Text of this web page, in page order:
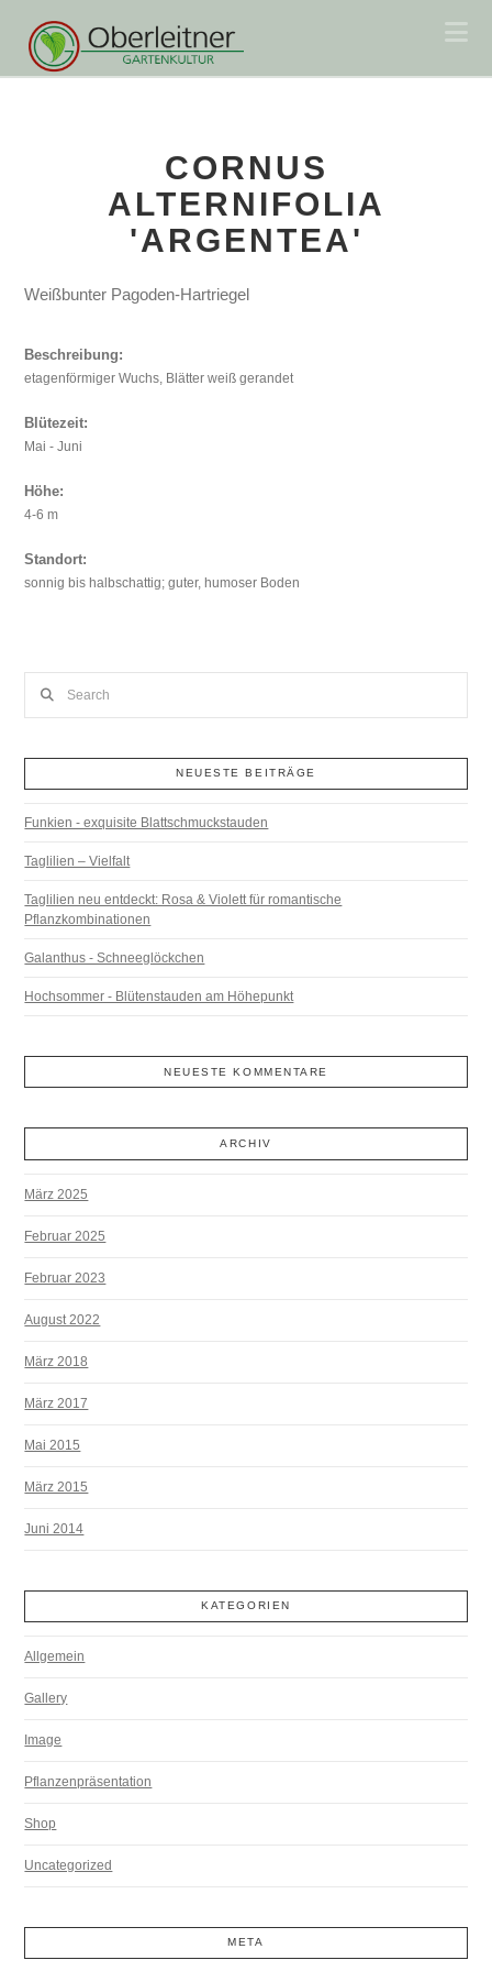
CORNUS
ALTERNIFOLIA
'ARGENTEA'
Weißbunter Pagoden-Hartriegel
Beschreibung:
etagenförmiger Wuchs, Blätter weiß gerandet
Blütezeit:
Mai - Juni
Höhe:
4-6 m
Standort:
sonnig bis halbschattig; guter, humoser Boden
NEUESTE BEITRÄGE
Funkien - exquisite Blattschmuckstauden
Taglilien – Vielfalt
Taglilien neu entdeckt: Rosa & Violett für romantische
Pflanzkombinationen
Galanthus - Schneeglöckchen
Hochsommer - Blütenstauden am Höhepunkt
NEUESTE KOMMENTARE
ARCHIV
März 2025
Februar 2025
Februar 2023
August 2022
März 2018
März 2017
Mai 2015
März 2015
Juni 2014
KATEGORIEN
Allgemein
Gallery
Image
Pflanzenpräsentation
Shop
Uncategorized
META